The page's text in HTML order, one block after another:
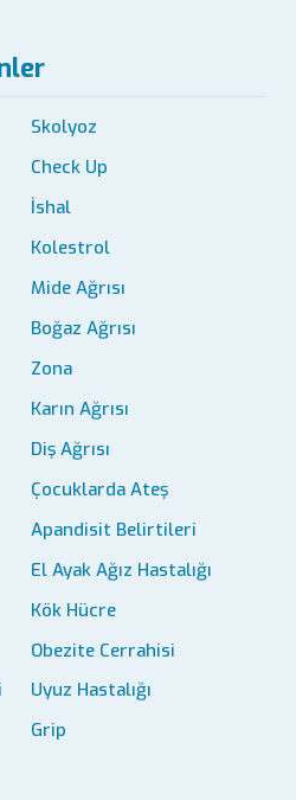
Skolyoz
Check Up
İshal
Kolestrol
Mide Ağrısı
Boğaz Ağrısı
Zona
Karın Ağrısı
Diş Ağrısı
Çocuklarda Ateş
Apandisit Belirtileri
El Ayak Ağız Hastalığı
Kök Hücre
Obezite Cerrahisi
Uyuz Hastalığı
Grip